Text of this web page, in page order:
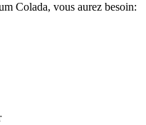
Colada, vous aurez besoin: